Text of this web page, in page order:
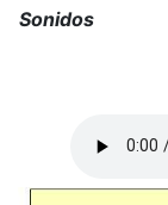
Sonidos